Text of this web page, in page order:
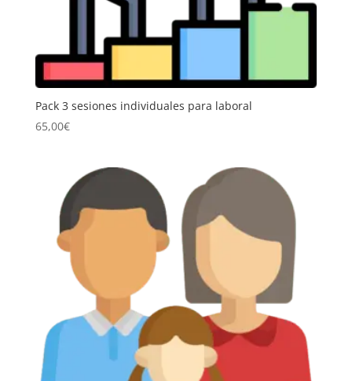
Pack 3 sesiones individuales para laboral
65,00€